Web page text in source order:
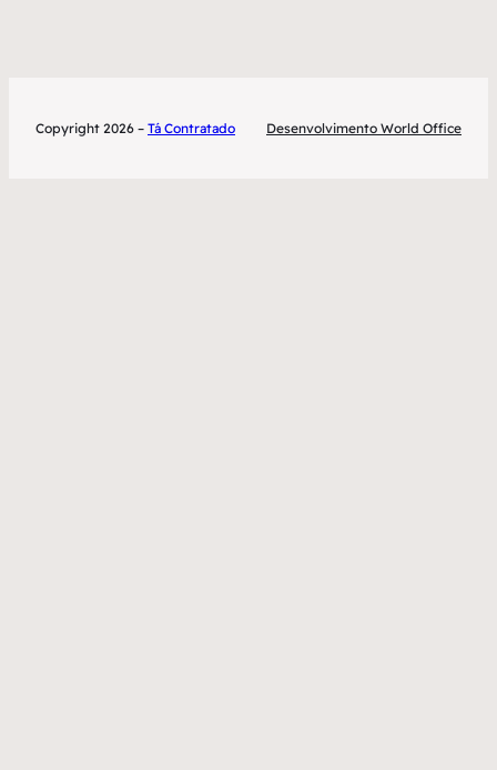
Copyright 2026 – Tá Contratado Desenvolvimento World Office